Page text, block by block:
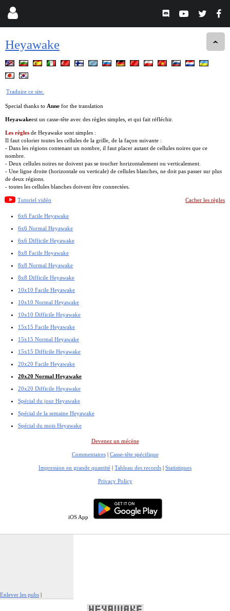
Heyawake
Traduire ce site.
Special thanks to Anne for the translation
Heyawakeest un casse-tête avec des règles simples, et qui fait réfléchir.
Les règles de Heyawake sont simples :
Il faut colorier toutes les cellules de la grille, de la façon suivante :
- Dans les régions contenant un nombre, il faut placer autant de cellules noires que ce
nombre.
- Deux cellules noires ne doivent pas se toucher horizontalement ou verticalement.
- Une ligne droite (horizontale ou verticale) de cellules blanches, ne doit pas passer sur plus
de deux régions.
- toutes les cellules blanches doivent être connectées.
Tutoriel vidéo Cacher les règles
6x6 Facile Heyawake
6x6 Normal Heyawake
6x6 Difficile Heyawake
8x8 Facile Heyawake
8x8 Normal Heyawake
8x8 Difficile Heyawake
10x10 Facile Heyawake
10x10 Normal Heyawake
10x10 Difficile Heyawake
15x15 Facile Heyawake
15x15 Normal Heyawake
15x15 Difficile Heyawake
20x20 Facile Heyawake
20x20 Normal Heyawake
20x20 Difficile Heyawake
Spécial du jour Heyawake
Spécial de la semaine Heyawake
Spécial du mois Heyawake
Devenez un mécène
Commentaires| Casse-tête spécifique
Impression en grande quantité | Tableau des records | Statistiques
Privacy Policy
iOS App
Enlever les pubs |